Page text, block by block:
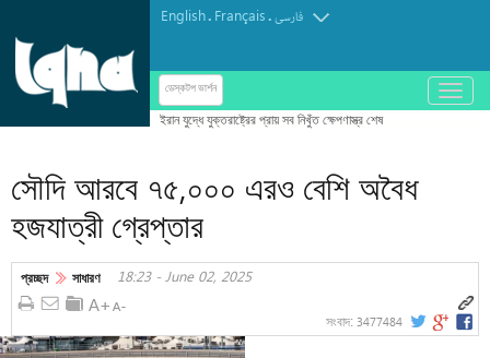
English. Français.فارسی
ডেস্কটপ ভার্শন
باز
و
সৌদি আরবে ৭৫,০০০ এরও বেশি অবৈধ
হজযাত্রী গ্রেপ্তার
প্রচ্ছদ সাধারণ 18:23 - June 02, 2025
সংবাদ: 3477484